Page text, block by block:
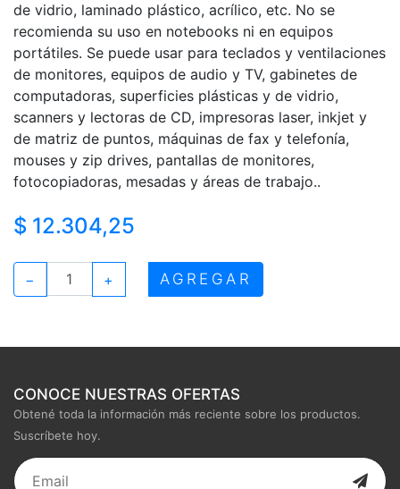
de vidrio, laminado plástico, acrílico, etc. No se
recomienda su uso en notebooks ni en equipos
portátiles. Se puede usar para teclados y ventilaciones
de monitores, equipos de audio y TV, gabinetes de
computadoras, superficies plásticas y de vidrio,
scanners y lectoras de CD, impresoras laser, inkjet y
de matriz de puntos, máquinas de fax y telefonía,
mouses y zip drives, pantallas de monitores,
fotocopiadoras, mesadas y áreas de trabajo..
$ 12.304,25
− + AGREGAR
CONOCE NUESTRAS OFERTAS
Obtené toda la información más reciente sobre los productos.
Suscríbete hoy.